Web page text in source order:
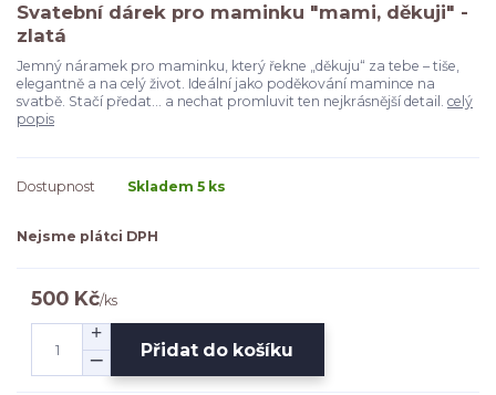
Svatební dárek pro maminku "mami, děkuji" -
zlatá
Jemný náramek pro maminku, který řekne „děkuju“ za tebe – tiše,
elegantně a na celý život. Ideální jako poděkování mamince na
svatbě. Stačí předat… a nechat promluvit ten nejkrásnější detail. celý
popis
Dostupnost Skladem 5 ks
Nejsme plátci DPH
500 Kč/ks
Přidat do košíku